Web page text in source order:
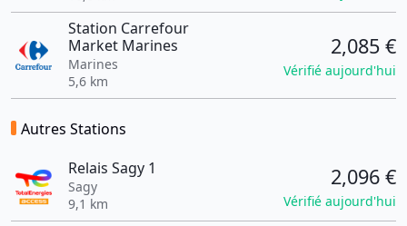
Station Carrefour
Market Marines
Marines
5,6 km
2,085 €
Vérifié aujourd'hui
Autres Stations
Relais Sagy 1
Sagy
9,1 km
2,096 €
Vérifié aujourd'hui